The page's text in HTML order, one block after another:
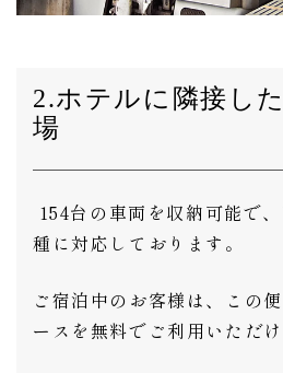
2.ホテルに隣接し
場
154台の車両を収納可能で
種に対応しております。
ご宿泊中のお客様は、この
ースを無料でご利用いただけ